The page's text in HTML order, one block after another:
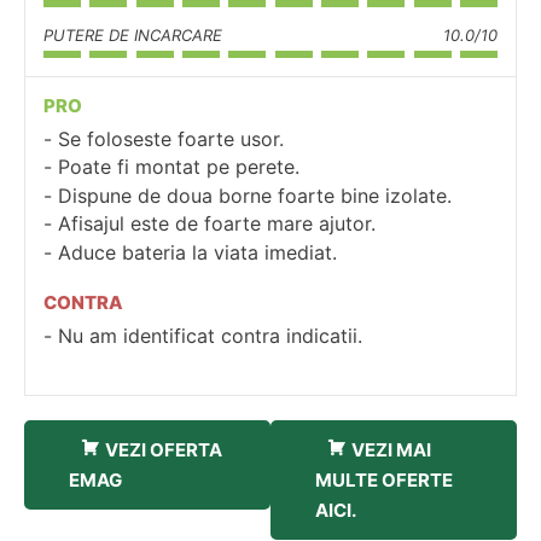
PUTERE DE INCARCARE 10.0/10
PRO
Se foloseste foarte usor.
Poate fi montat pe perete.
Dispune de doua borne foarte bine izolate.
Afisajul este de foarte mare ajutor.
Aduce bateria la viata imediat.
CONTRA
Nu am identificat contra indicatii.
VEZI OFERTA
EMAG
VEZI MAI
MULTE OFERTE
AICI.